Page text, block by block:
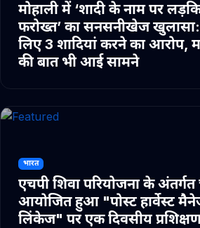
मोहाली में ‘शादी के नाम पर
फरोख्त’ का सनसनीखेज
लिए 3 शादियां करने का आरोप,
की बात भी आई सामने
भारत
एचपी शिवा परियोजना के
आयोजित हुआ "पोस्ट हार्वेस्ट
लिंकेज" पर एक दिवसीय